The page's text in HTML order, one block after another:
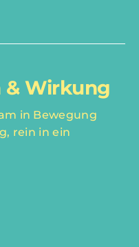
Wirkung
in Bewegung
rein in ein